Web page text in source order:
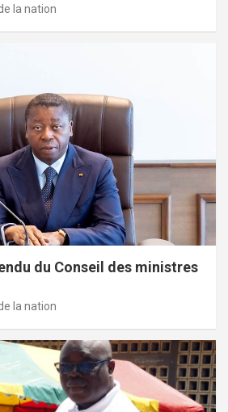
la nation
du Conseil des ministres
la nation